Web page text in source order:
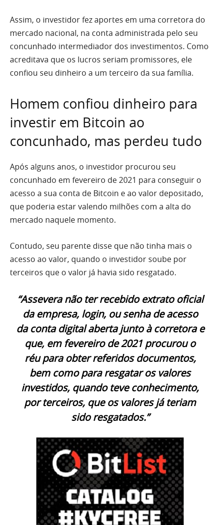
Assim, o investidor fez aportes em uma corretora do
mercado nacional, na conta administrada pelo seu
concunhado intermediador dos investimentos. Como
acreditava que os lucros seriam promissores, ele
confiou seu dinheiro a um terceiro da sua família.
Homem confiou dinheiro para
investir em Bitcoin ao
concunhado, mas perdeu tudo
Após alguns anos, o investidor procurou seu
concunhado em fevereiro de 2021 para conseguir o
acesso a sua conta de Bitcoin e ao valor depositado,
que poderia estar valendo milhões com a alta do
mercado naquele momento.
Contudo, seu parente disse que não tinha mais o
acesso ao valor, quando o investidor soube por
terceiros que o valor já havia sido resgatado.
“Assevera não ter recebido extrato oficial
da empresa, login, ou senha de acesso
da conta digital aberta junto à corretora e
que, em fevereiro de 2021 procurou o
réu para obter referidos documentos,
bem como para resgatar os valores
investidos, quando teve conhecimento,
por terceiros, que os valores já teriam
sido resgatados.”